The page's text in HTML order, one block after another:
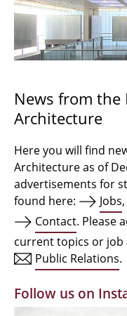
Bachelor
Bachelor
Qualification
Semester
Internationales
Facilities
Alumni | cloud
News from
Architecture
Here you will find
Architecture as of
advertisements for
found here:
Jobs
Contact. Please
current topics or
Public Relations.
Follow us on